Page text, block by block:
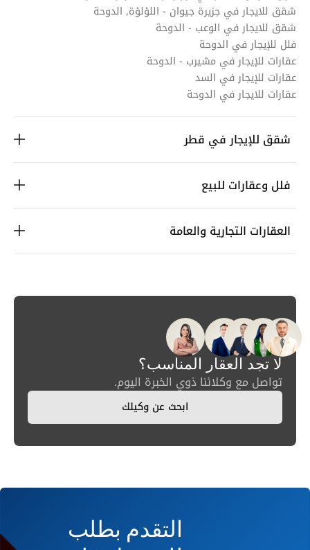
شقق للايجار في جزيرة جيوان - اللؤلؤة, الدوحة
شقق للايجار في الوعب - الدوحة
فلل للإيجار في الدوحة
عقارات للإيجار في مشيرب - الدوحة
عقارات للإيجار في السد
عقارات للايجار في الدوحة
شقق للإيجار في قطر
فلل وعقارات للبيع
العقارات التجارية والعامة
لا تجد العقار المناسب؟
تواصل مع وكلائنا ذوي الخبرة اليوم.
ابحث عن وكيلك
التقدم بطلب